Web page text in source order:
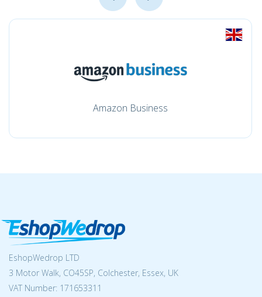
Amazon Business
EshopWedrop LTD
3 Motor Walk, CO45SP, Colchester, Essex, UK
VAT Number: 171653311